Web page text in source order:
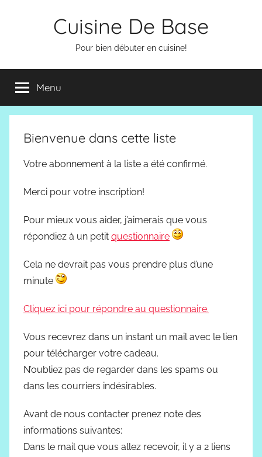
Cuisine De Base
Pour bien débuter en cuisine!
Menu
Bienvenue dans cette liste
Votre abonnement à la liste a été confirmé.
Merci pour votre inscription!
Pour mieux vous aider, j’aimerais que vous
répondiez à un petit questionnaire
Cela ne devrait pas vous prendre plus d’une
minute
Cliquez ici pour répondre au questionnaire.
Vous recevrez dans un instant un mail avec le lien
pour télécharger votre cadeau.
N’oubliez pas de regarder dans les spams ou
dans les courriers indésirables.
Avant de nous contacter prenez note des
informations suivantes:
Dans le mail que vous allez recevoir, il y a 2 liens